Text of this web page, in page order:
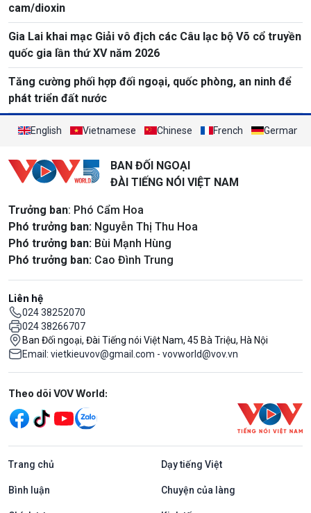
cam/dioxin
Gia Lai khai mạc Giải vô địch các Câu lạc bộ Võ cổ truyền
quốc gia lần thứ XV năm 2026
Tăng cường phối hợp đối ngoại, quốc phòng, an ninh để
phát triển đất nước
English Vietnamese Chinese French German
BAN ĐỐI NGOẠI
ĐÀI TIẾNG NÓI VIỆT NAM
Trưởng ban: Phó Cẩm Hoa
Phó trưởng ban: Nguyễn Thị Thu Hoa
Phó trưởng ban: Bùi Mạnh Hùng
Phó trưởng ban: Cao Đình Trung
Liên hệ
024 38252070
024 38266707
Ban Đối ngoại, Đài Tiếng nói Việt Nam, 45 Bà Triệu, Hà Nội
Email: vietkieuvov@gmail.com - vovworld@vov.vn
Mạng xã hội
Theo dõi VOV World:
Trang chủ Dạy tiếng Việt
Bình luận Chuyện của làng